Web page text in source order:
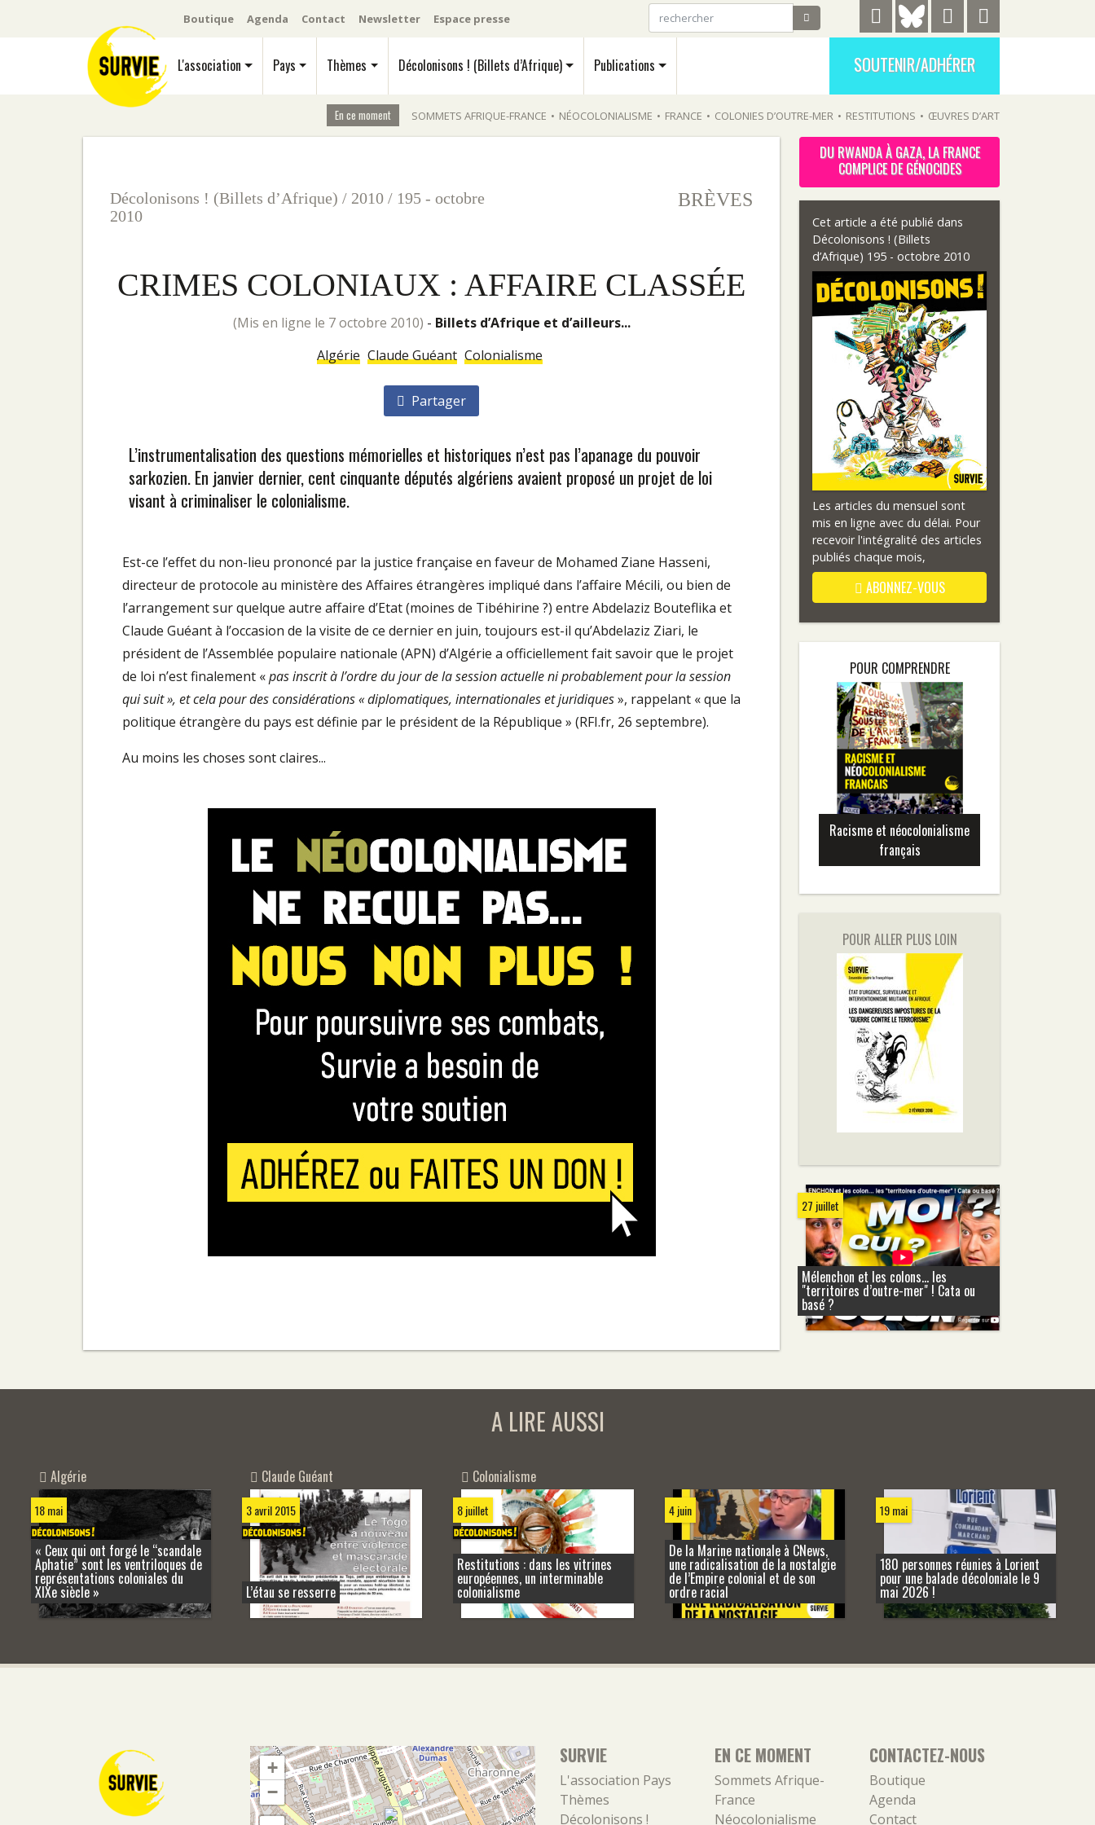
Boutique Agenda Contact Newsletter Espace presse
L'association Pays Thèmes Décolonisons ! (Billets d’Afrique) Publications SOUTENIR/ADHÉRER
En ce moment SOMMETS AFRIQUE-FRANCE • NÉOCOLONIALISME • FRANCE • COLONIES D’OUTRE-MER • RESTITUTIONS • ŒUVRES D’ART
Décolonisons ! (Billets d’Afrique) / 2010 / 195 - octobre
2010
BRÈVES
CRIMES COLONIAUX : AFFAIRE CLASSÉE
(mis en ligne le 7 octobre 2010) - Billets d’Afrique et d’ailleurs...
Algérie Claude Guéant Colonialisme
Partager
L’instrumentalisation des questions mémorielles et historiques n’est pas l’apanage du pouvoir
sarkozien. En janvier dernier, cent cinquante députés algériens avaient proposé un projet de loi
visant à criminaliser le colonialisme.
Est-ce l’effet du non-lieu prononcé par la justice française en faveur de Mohamed Ziane Hasseni,
directeur de protocole au ministère des Affaires étrangères impliqué dans l’affaire Mécili, ou bien de
l’arrangement sur quelque autre affaire d’Etat (moines de Tibéhirine ?) entre Abdelaziz Bouteflika et
Claude Guéant à l’occasion de la visite de ce dernier en juin, toujours est-il qu’Abdelaziz Ziari, le
président de l’Assemblée populaire nationale (APN) d’Algérie a officiellement fait savoir que le projet
de loi n’est finalement «pas inscrit à l’ordre du jour de la session actuelle ni probablement pour la session
qui suit », et cela pour des considérations « diplomatiques, internationales et juridiques», rappelant « que la
politique étrangère du pays est définie par le président de la République » (RFI.fr, 26 septembre).
Au moins les choses sont claires...
DU RWANDA À GAZA, LA FRANCE
COMPLICE DE GÉNOCIDES
Cet article a été publié dans
Décolonisons ! (Billets
d’Afrique) 195 - octobre 2010
Les articles du mensuel sont
mis en ligne avec du délai. Pour
recevoir l'intégralité des articles
publiés chaque mois,
ABONNEZ-VOUS
POUR COMPRENDRE
Racisme et néocolonialisme
français
POUR ALLER PLUS LOIN
27 juillet
Mélenchon et les colons... les
"territoires d’outre-mer" ! Cata ou
basé ?
A LIRE AUSSI
Algérie
18 mai
« Ceux qui ont forgé le “scandale
Aphatie” sont les ventriloques de
représentations coloniales du
XIXe siècle »
Claude Guéant
3 avril 2015
L’étau se resserre
Colonialisme
8 juillet
Restitutions : dans les vitrines
européennes, un interminable
colonialisme
4 juin
De la Marine nationale à CNews,
une radicalisation de la nostalgie
de l’Empire colonial et de son
ordre racial
19 mai
180 personnes réunies à Lorient
pour une balade décoloniale le 9
mai 2026 !
+
−
SURVIE
L'association Pays
Thèmes
Décolonisons !
EN CE MOMENT
Sommets Afrique-
France
Néocolonialisme
CONTACTEZ-NOUS
Boutique
Agenda
Contact